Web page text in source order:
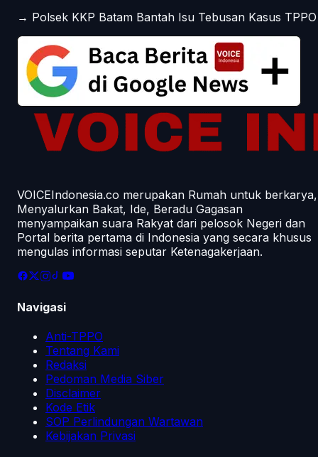
→ Polsek KKP Batam Bantah Isu Tebusan Kasus TPPO
VOICEIndonesia.co merupakan Rumah untuk berkarya,
Menyalurkan Bakat, Ide, Beradu Gagasan
menyampaikan suara Rakyat dari pelosok Negeri dan
Portal berita pertama di Indonesia yang secara khusus
mengulas informasi seputar Ketenagakerjaan.
Navigasi
Anti-TPPO
Tentang Kami
Redaksi
Pedoman Media Siber
Disclaimer
Kode Etik
SOP Perlindungan Wartawan
Kebijakan Privasi